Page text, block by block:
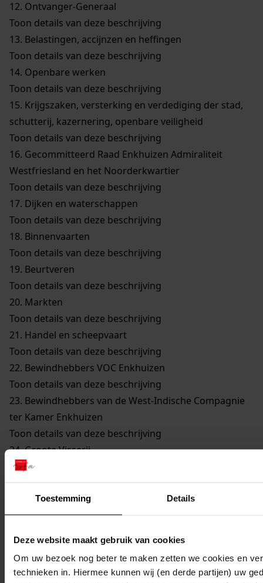
Toestemming Details
Deze website maakt gebruik van cookies
Om uw bezoek nog beter te maken zetten we cookies en
technieken in. Hiermee kunnen wij (en derde partijen) uw
12. Ontvanger-Generaal
Toon details van deze beschrijving
13. Belastingen, accijnzen en heffingen
Toon details van deze beschrijving
14. Openbare werken
Toon details van deze beschrijving
15. Krijgszaken, versterking en verdediging der stad,
schutterij, kazernering, openbare veiligheid
Toon details van deze beschrijving
16. Gecommitteerd Raad Enkhuizen Admiraliteit
Westfriesland en het Noorderkwartier
Toon details van deze beschrijving
17. Dijken en waterschappen
Toon details van deze beschrijving
18. Binnenvaarten
Toon details van deze beschrijving
19. Beurtveren
Toon details van deze beschrijving
20. Markten
Toon details van deze beschrijving
21. Handel en scheepvaart
Toon details van deze beschrijving
22. Bewindhebbers VOC Enkhuizen
Toon details van deze beschrijving
23. Bewindhebbers van de West-Indische Compagnie
ter Kamer Enkhuizen
Toon details van deze beschrijving
24.Groote Visserij
Toon details van deze beschrijving
25.Walvisvaarders
Toon details van deze beschrijving
26.Gilden en Neringen
Toon details van deze beschrijving